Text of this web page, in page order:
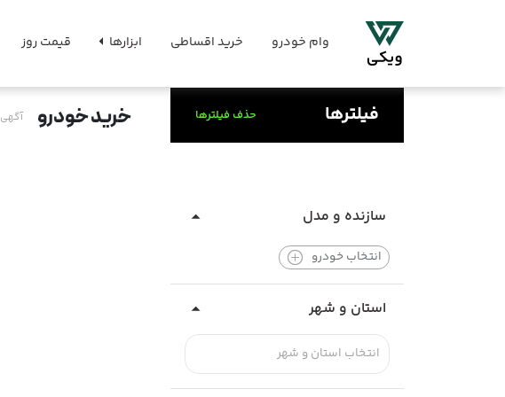
وام خودرو خرید اقساطی ابزارها قیمت روز
فیلترها حذف فیلترها
سازنده و مدل
انتخاب خودرو
استان و شهر
انتخاب استان و شهر
خرید خودرو آگهی